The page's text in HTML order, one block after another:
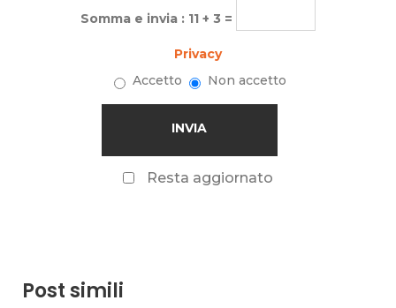
Somma e invia : 11 + 3 =
Privacy
Accetto
Non accetto
Resta aggiornato
Post simili